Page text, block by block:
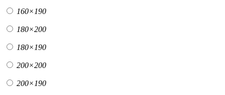
160×190
180×200
180×190
200×200
200×190